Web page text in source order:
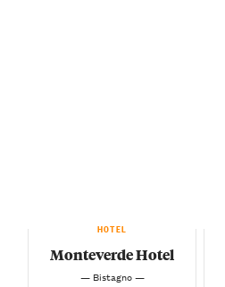
HOTEL
Monteverde Hotel
— Bistagno —